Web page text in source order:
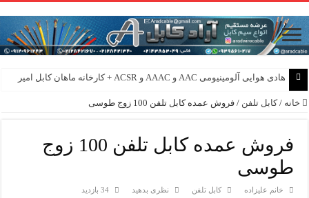
هادی هوایی آلومینیومی AAC و AAAC و ACSR + کارخانه ماهان کابل امیر
خانه / کابل تلفن / فروش عمده کابل تلفن 100 زوج طوسی
فروش عمده کابل تلفن 100 زوج
طوسی
خانم علیزاده کابل تلفن نظری بدهید 34 بازدید